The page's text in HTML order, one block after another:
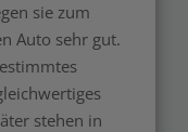
sie zum
Auto sehr gut.
stehen in